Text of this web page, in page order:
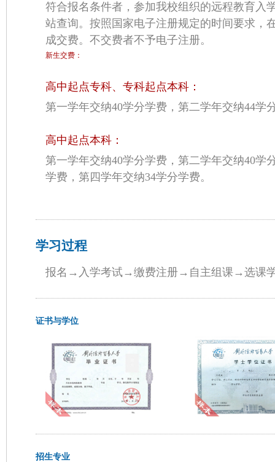
符合报名条件者，参加我校组织的远程教育入
站查询。按照国家电子注册规定的时间要求，
成交费。不交费者不予电子注册。
新生交费：
高中起点专科、专科起点本科：
第一学年交纳40学分学费，第二学年交纳44学
高中起点本科：
第一学年交纳40学分学费，第二学年交纳40学
学费，第四学年交纳34学分学费。
学习过程
报名→入学考试→缴费注册→自主组课→选课
证书与学位
招生专业